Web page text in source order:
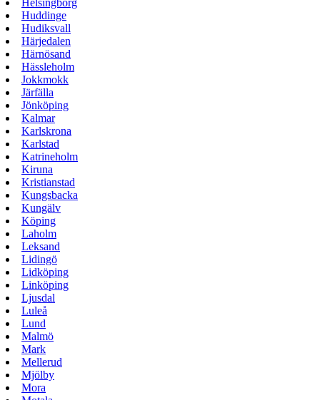
Helsingborg
Huddinge
Hudiksvall
Härjedalen
Härnösand
Hässleholm
Jokkmokk
Järfälla
Jönköping
Kalmar
Karlskrona
Karlstad
Katrineholm
Kiruna
Kristianstad
Kungsbacka
Kungälv
Köping
Laholm
Leksand
Lidingö
Lidköping
Linköping
Ljusdal
Luleå
Lund
Malmö
Mark
Mellerud
Mjölby
Mora